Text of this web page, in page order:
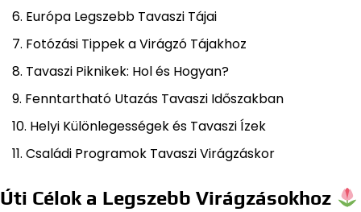
Európa Legszebb Tavaszi Tájai
Fotózási Tippek a Virágzó Tájakhoz
Tavaszi Piknikek: Hol és Hogyan?
Fenntartható Utazás Tavaszi Időszakban
Helyi Különlegességek és Tavaszi Ízek
Családi Programok Tavaszi Virágzáskor
Úti Célok a Legszebb Virágzásokhoz